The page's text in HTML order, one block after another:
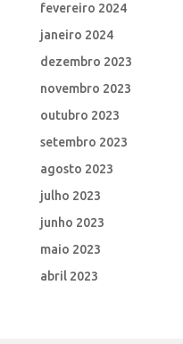
fevereiro 2024
janeiro 2024
dezembro 2023
novembro 2023
outubro 2023
setembro 2023
agosto 2023
julho 2023
junho 2023
maio 2023
abril 2023